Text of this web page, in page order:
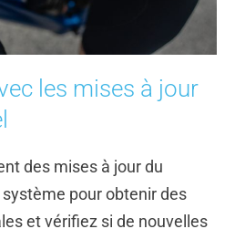
les mises à jour
des mises à jour du
pour obtenirdes
et vérifiez si de nouvelles